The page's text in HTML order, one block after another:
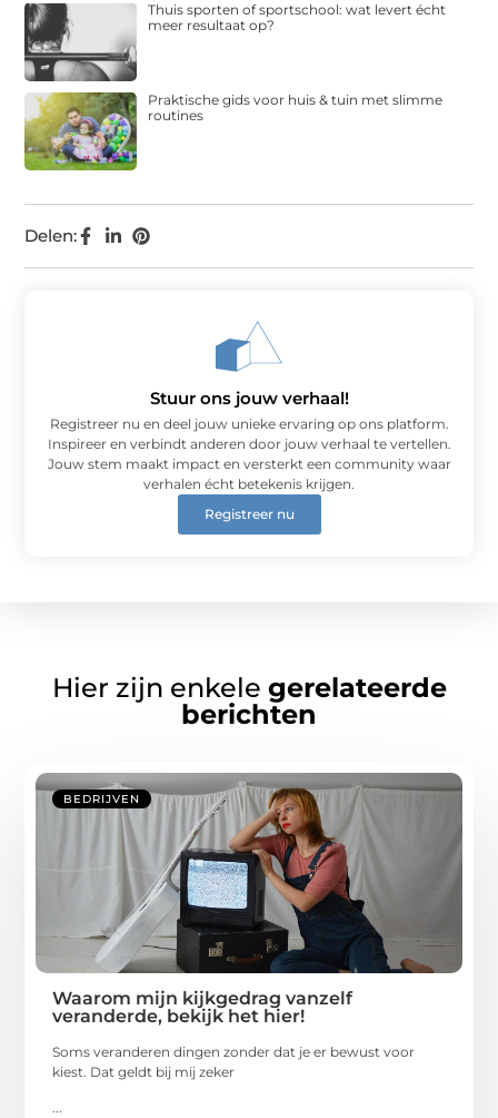
Delen:
Thuis sporten of sportschool: wat levert écht
meer resultaat op?
Praktische gids voor huis & tuin met slimme
routines
Stuur ons jouw verhaal!
Registreer nu en deel jouw unieke ervaring op ons platform.
Inspireer en verbindt anderen door jouw verhaal te vertellen.
Jouw stem maakt impact en versterkt een community waar
verhalen écht betekenis krijgen.
Registreer nu
Hier zijn enkele gerelateerde
berichten
BEDRIJVEN
Waarom mijn kijkgedrag vanzelf
veranderde, bekijk het hier!
Soms veranderen dingen zonder dat je er bewust voor
kiest. Dat geldt bij mij zeker
...